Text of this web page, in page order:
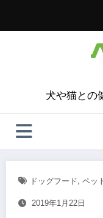
犬や猫との
ドッグフード, ペッ
2019年1月22日